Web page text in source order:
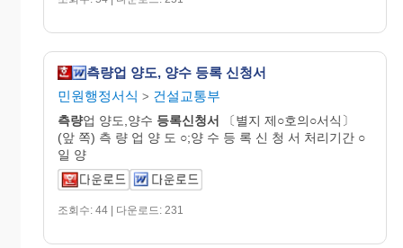
측량업 양도, 양수 등록 신청서
민원행정서식 > 건설교통부
측량업 양도,양수 등록신청서 〔별지 제○호의○서식〕
(앞 쪽) 측 량 업 양 도 ○;양 수 등 록 신 청 서 처리기간 ○
일 양
조회수: 44 | 다운로드: 231